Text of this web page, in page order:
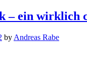
– ein wirklich
by Andreas Rabe